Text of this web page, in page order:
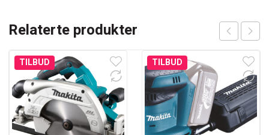
Relaterte produkter
TILBUD TILBUD